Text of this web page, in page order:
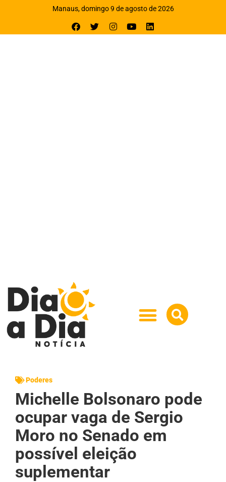
Manaus, domingo 9 de agosto de 2026
Poderes
Michelle Bolsonaro pode
ocupar vaga de Sergio
Moro no Senado em
possível eleição
suplementar